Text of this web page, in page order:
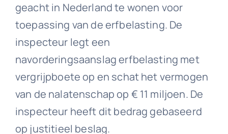
geacht in Nederland te wonen voor
toepassing van de erfbelasting. De
inspecteur legt een
navorderingsaanslag erfbelasting met
vergrijpboete op en schat het vermogen
van de nalatenschap op € 11 miljoen. De
inspecteur heeft dit bedrag gebaseerd
op justitieel beslag.